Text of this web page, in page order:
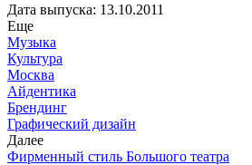
Дата выпуска: 13.10.2011
Еще
Музыка
Культура
Москва
Айдентика
Брендинг
Графический дизайн
Далее
Фирменный стиль Большого театра